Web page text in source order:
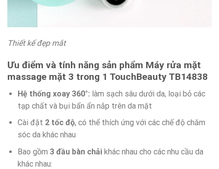
Thiết kế đẹp mắt
Ưu điểm và tính năng sản phẩm Máy rửa mặt
massage mặt 3 trong 1 TouchBeauty TB14838
Hệ thống xoay 360°: làm sạch sâu dưới da, loại bỏ các
tạp chất và bụi bẩn ẩn nắp trên da mặt
Cài đặt 2 tốc độ, có thể thích ứng với các chế độ chăm
sóc da khác nhau
Bao gồm 3 đầu bàn chảikhác nhau cho các nhu cầu da
khác nhau: